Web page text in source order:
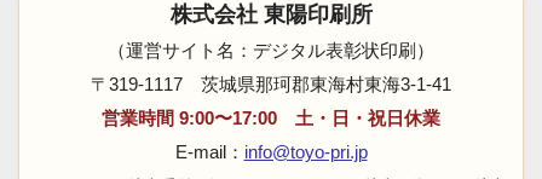
株式会社 東陽印刷所
（運営サイト名：デジタル表彰状印刷）
〒319-1117 茨城県那珂郡東海村東海3-1-41
営業時間 9:00〜17:00 土・日・祝日休業
E-mail： info@toyo-pri.jp